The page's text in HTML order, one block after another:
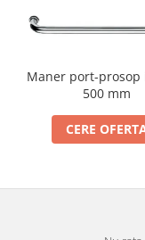
Maner port-prosop
500 mm
CERE